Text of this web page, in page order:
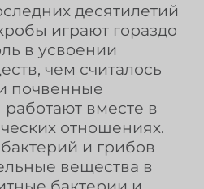
десятилетий
играют гораздо
в усвоении
чем считалось
почвенные
вместе в
отношениях.
и грибов
вещества в